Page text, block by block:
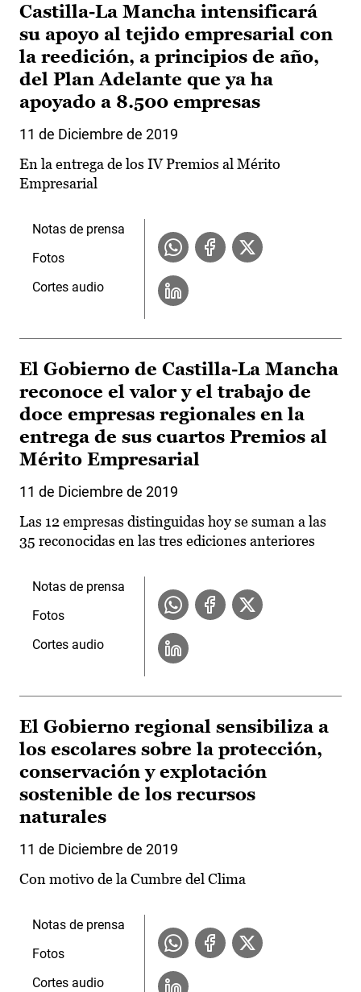
Castilla-La Mancha intensificará
su apoyo al tejido empresarial con
la reedición, a principios de año,
del Plan Adelante que ya ha
apoyado a 8.500 empresas
11 de Diciembre de 2019
En la entrega de los IV Premios al Mérito
Empresarial
Notas de prensa
Fotos
Cortes audio
El Gobierno de Castilla-La Mancha
reconoce el valor y el trabajo de
doce empresas regionales en la
entrega de sus cuartos Premios al
Mérito Empresarial
11 de Diciembre de 2019
Las 12 empresas distinguidas hoy se suman a las
35 reconocidas en las tres ediciones anteriores
Notas de prensa
Fotos
Cortes audio
El Gobierno regional sensibiliza a
los escolares sobre la protección,
conservación y explotación
sostenible de los recursos
naturales
11 de Diciembre de 2019
Con motivo de la Cumbre del Clima
Notas de prensa
Fotos
Cortes audio